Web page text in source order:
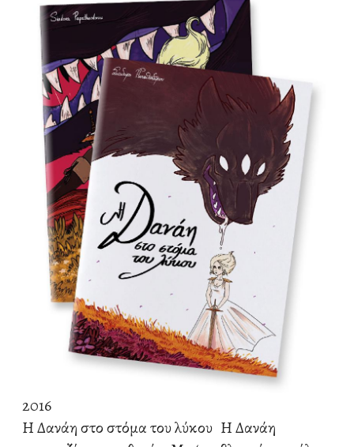
2016
Η Δανάη στο στόμα του λύκου Η Δανάη